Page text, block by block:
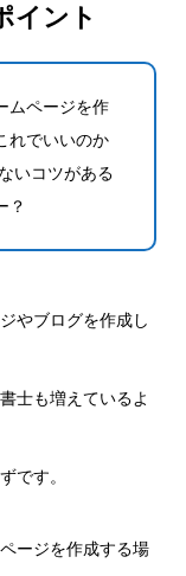
イント
ムページを作
れでいいのか
いコツがある
？
やブログを作成し
士も増えているよ
です。
ージを作成する場